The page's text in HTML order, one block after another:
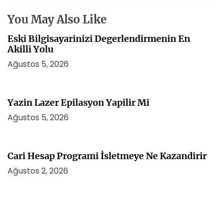
s
i
You May Also Like
Eski Bilgisayarinizi Degerlendirmenin En
Akilli Yolu
Ağustos 5, 2026
Yazin Lazer Epilasyon Yapilir Mi
Ağustos 5, 2026
Cari Hesap Programi İsletmeye Ne Kazandirir
Ağustos 2, 2026